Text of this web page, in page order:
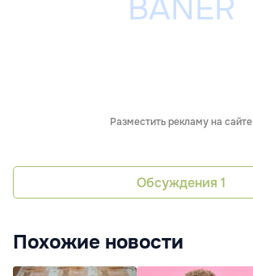
Разместить рекламу на сайте
Обсуждения 1
Похожие новости